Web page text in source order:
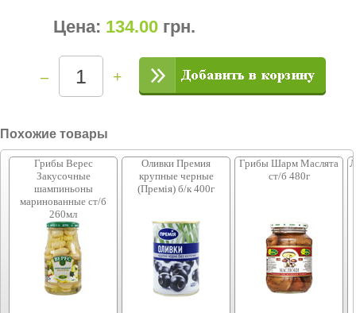
Цена: 134.00 грн.
– +
Похожие товары
Грибы Верес
Закусочные
шампиньоны
маринованные ст/б
260мл
Оливки Премия
крупные черные
(Премія) б/к 400г
Грибы Шарм Маслята
ст/б 480г